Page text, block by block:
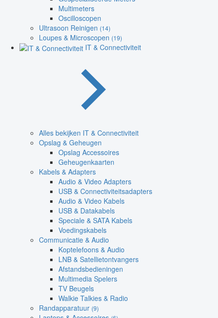
Multimeters
Oscilloscopen
Ultrasoon Reinigen (14)
Loupes & Microscopen (19)
IT & Connectiviteit
Alles bekijken IT & Connectiviteit
Opslag & Geheugen
Opslag Accessoires
Geheugenkaarten
Kabels & Adapters
Audio & Video Adapters
USB & Connectiviteitsadapters
Audio & Video Kabels
USB & Datakabels
Speciale & SATA Kabels
Voedingskabels
Communicatie & Audio
Koptelefoons & Audio
LNB & Satellietontvangers
Afstandsbedieningen
Multimedia Spelers
TV Beugels
Walkie Talkies & Radio
Randapparatuur (9)